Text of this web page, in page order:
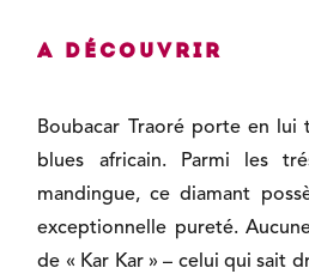
A découvrir
Boubacar Traoré porte en lui
blues africain. Parmi les
mandingue, ce diamant
exceptionnelle pureté.
de « Kar Kar » – celui qui sait